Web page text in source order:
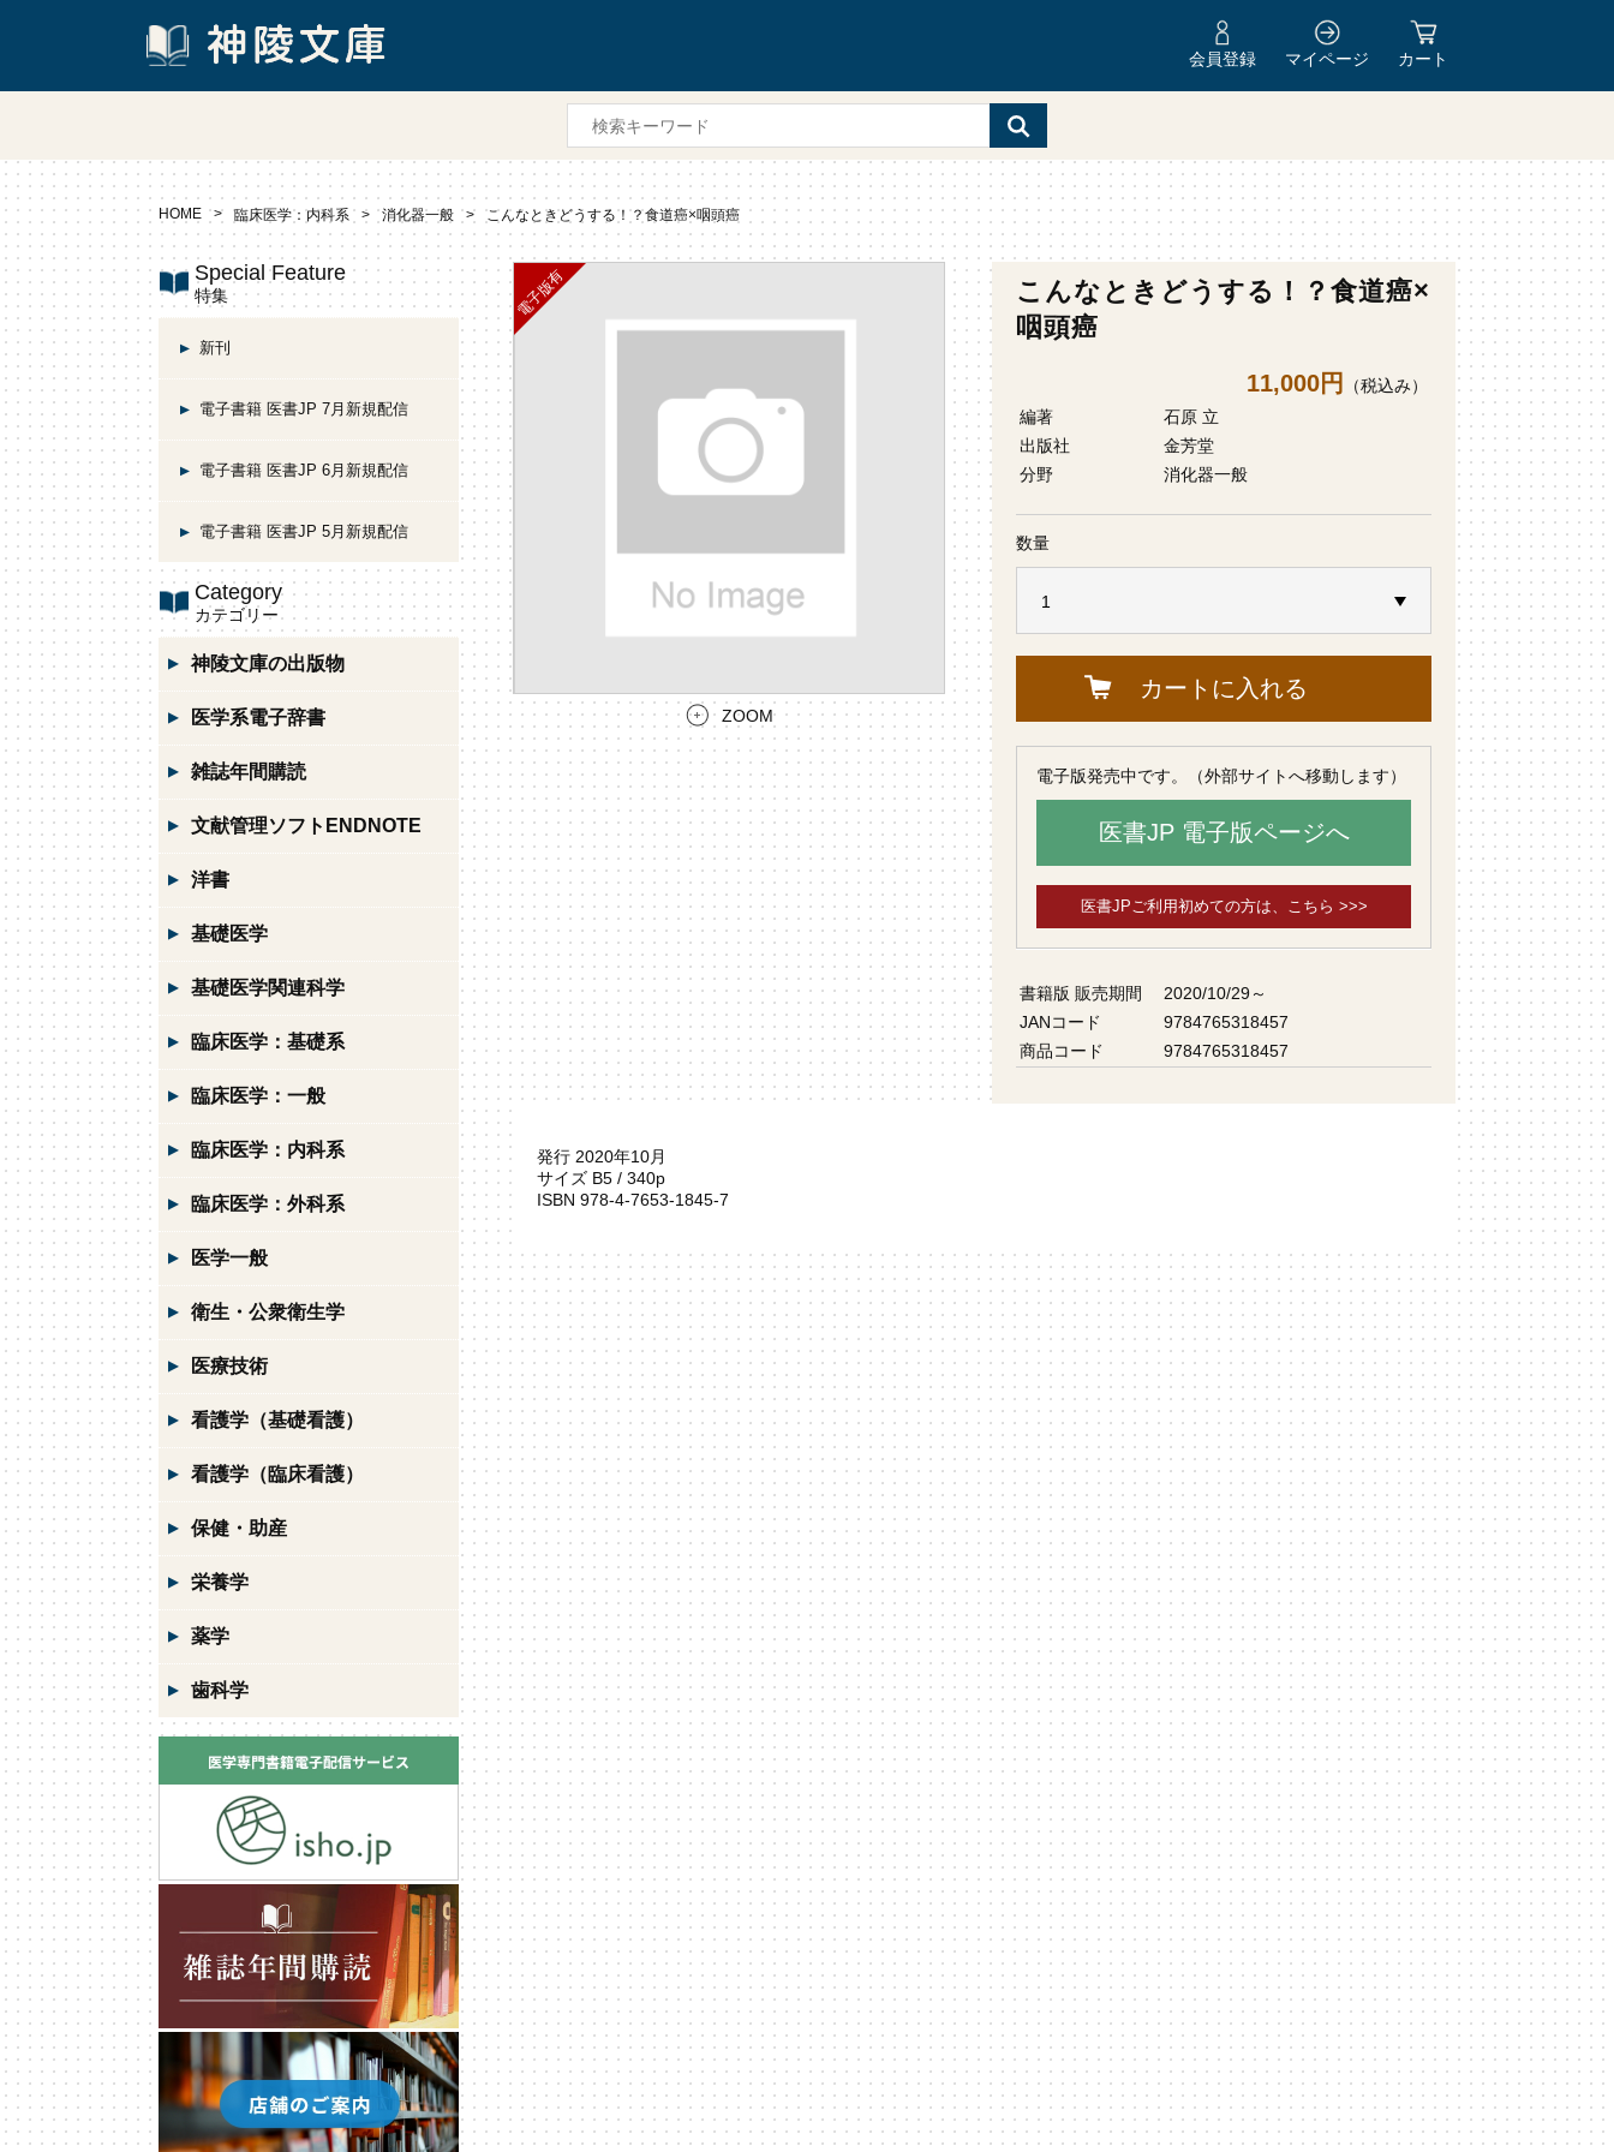
会員登録 マイページ カート
HOME 臨床医学：内科系 消化器一般 こんなときどうする！？食道癌×咽頭癌
ZOOM
こんなときどうする！？食道癌×
咽頭癌
11,000円
（税込み）
編著
石原 立
出版社
金芳堂
分野
消化器一般
数量
カートに入れる
電子版発売中です。（外部サイトへ移動します）
医書JP 電子版ページへ
医書JPご利用初めての方は、こちら >>>
書籍版 販売期間
2020/10/29～
JANコード
9784765318457
商品コード
9784765318457
発行 2020年10月
サイズ B5 / 340p
ISBN 978-4-7653-1845-7
Special Feature
特集
新刊
電子書籍 医書JP 7月新規配信
電子書籍 医書JP 6月新規配信
電子書籍 医書JP 5月新規配信
Category
カテゴリー
神陵文庫の出版物
医学系電子辞書
雑誌年間購読
文献管理ソフトENDNOTE
洋書
基礎医学
基礎医学関連科学
臨床医学：基礎系
臨床医学：一般
臨床医学：内科系
臨床医学：外科系
医学一般
衛生・公衆衛生学
医療技術
看護学（基礎看護）
看護学（臨床看護）
保健・助産
栄養学
薬学
歯科学